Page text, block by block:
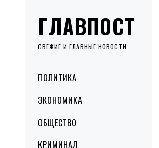
ГЛАВПОСТ
СВЕЖИЕ И ГЛАВНЫЕ НОВОСТИ
MenuПОЛИТИКА
ЭКОНОМИКА
ОБЩЕСТВО
КРИМИНАЛ
to
content